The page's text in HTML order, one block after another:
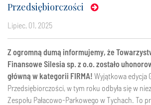
Przedsiębiorczości
lipiec, 01, 2025
Z ogromną dumą informujemy, że
Finansowe Silesia sp. z o.o. zostało
główną w kategorii FIRMA! Wyjątkowa edycja
Przedsiębiorczości, w tym roku odbyła się w
Zespołu Pałacowo-Parkowego w Tychach. To